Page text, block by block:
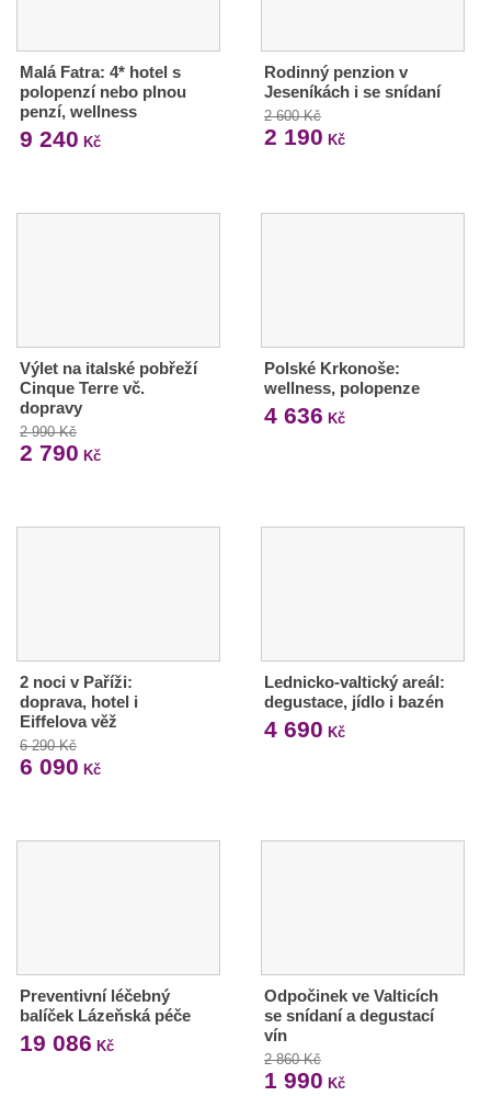
Malá Fatra: 4* hotel s
polopenzí nebo plnou
penzí, wellness
9 240 Kč
Rodinný penzion v
Jeseníkách i se snídaní
2 600 Kč
2 190 Kč
Výlet na italské pobřeží
Cinque Terre vč.
dopravy
2 990 Kč
2 790 Kč
Polské Krkonoše:
wellness, polopenze
4 636 Kč
2 noci v Paříži:
doprava, hotel i
Eiffelova věž
6 290 Kč
6 090 Kč
Lednicko-valtický areál:
degustace, jídlo i bazén
4 690 Kč
Preventivní léčebný
balíček Lázeňská péče
19 086 Kč
Odpočinek ve Valticích
se snídaní a degustací
vín
2 860 Kč
1 990 Kč